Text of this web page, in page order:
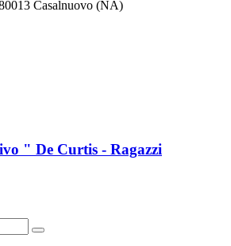
Casalnuovo (NA)
" De Curtis - Ragazzi